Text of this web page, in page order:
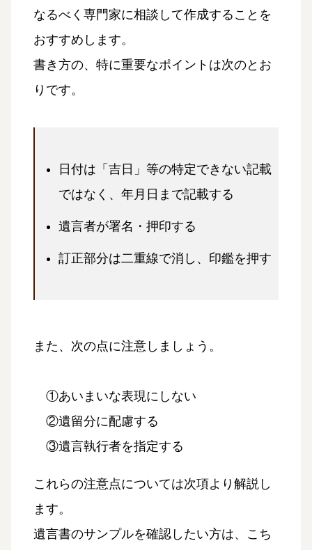
なるべく専門家に相談して作成することを
おすすめします。
書き方の、特に重要なポイントは次のとお
りです。
日付は「吉日」等の特定できない記載
ではなく、年月日まで記載する
遺言者が署名・押印する
訂正部分は二重線で消し、印鑑を押す
また、次の点に注意しましょう。
①あいまいな表現にしない
②遺留分に配慮する
③遺言執行者を指定する
これらの注意点については次項より解説し
ます。
遺言書のサンプルを確認したい方は、こち